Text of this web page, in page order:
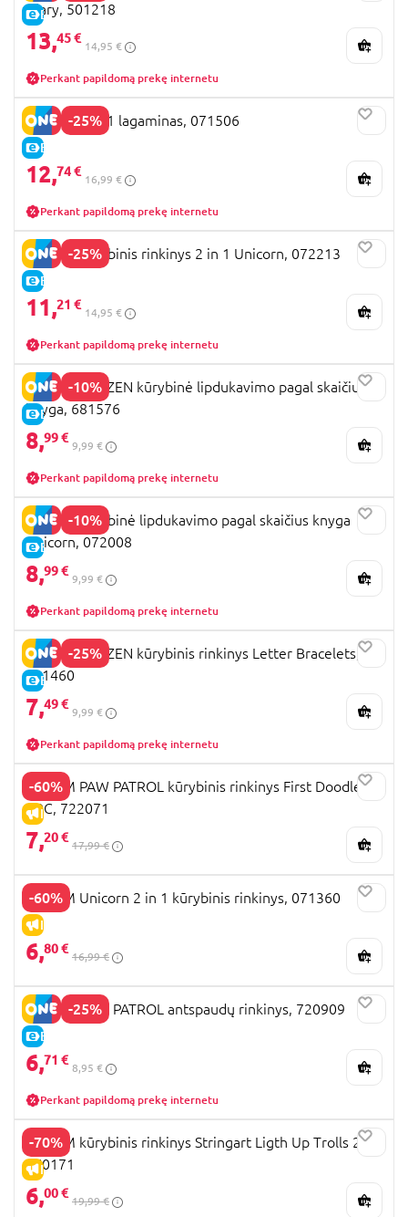
E-KAINA
Diary, 501218
13,45 €
14,95 €
Perkant papildomą prekę internetu
-25%
E-KAINA
TOTUM 2 in 1 lagaminas, 071506
12,74 €
16,99 €
Perkant papildomą prekę internetu
-25%
E-KAINA
TOTUM kūrybinis rinkinys 2 in 1 Unicorn, 072213
11,21 €
14,95 €
Perkant papildomą prekę internetu
-10%
E-KAINA
TOTUM FROZEN kūrybinė lipdukavimo pagal skaičius
knyga, 681576
8,99 €
9,99 €
Perkant papildomą prekę internetu
-10%
E-KAINA
TOTUM kūrybinė lipdukavimo pagal skaičius knyga
Unicorn, 072008
8,99 €
9,99 €
Perkant papildomą prekę internetu
-25%
E-KAINA
TOTUM FROZEN kūrybinis rinkinys Letter Bracelets,
681460
7,49 €
9,99 €
Perkant papildomą prekę internetu
-60%
IŠPARDAVIMAS
TOTUM PAW PATROL kūrybinis rinkinys First Doodle &
ABC, 722071
7,20 €
17,99 €
-60%
IŠPARDAVIMAS
TOTUM Unicorn 2 in 1 kūrybinis rinkinys, 071360
6,80 €
16,99 €
-25%
E-KAINA
TOTUM PAW PATROL antspaudų rinkinys, 720909
6,71 €
8,95 €
Perkant papildomą prekę internetu
-70%
IŠPARDAVIMAS
TOTUM kūrybinis rinkinys Stringart Ligth Up Trolls 2,
770171
6,00 €
19,99 €